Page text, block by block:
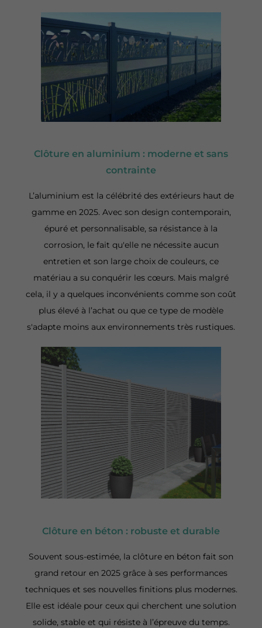
Clôture en aluminium : moderne et sans
contrainte
L’aluminium est la célébrité des extérieurs haut de
gamme en 2025. Avec son design contemporain,
épuré et personnalisable, sa résistance à la
corrosion, le fait qu'elle ne nécessite aucun
entretien et son large choix de couleurs, ce
matériau a su conquérir les cœurs. Mais malgré
cela, il y a quelques inconvénients comme son coût
plus élevé à l’achat ou que ce type de modèle
s'adapte moins aux environnements très rustiques.
Clôture en béton : robuste et durable
Souvent sous-estimée, la clôture en béton fait son
grand retour en 2025 grâce à ses performances
techniques et ses nouvelles finitions plus modernes.
Elle est idéale pour ceux qui cherchent une solution
solide, stable et qui résiste à l’épreuve du temps.